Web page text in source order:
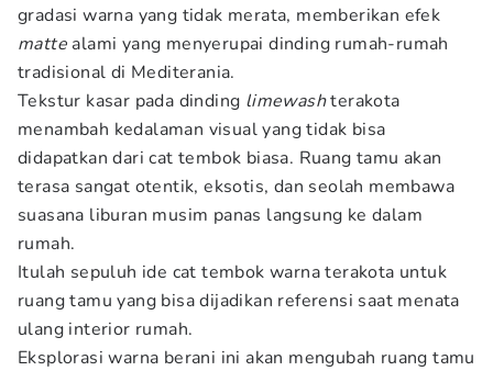
gradasi warna yang tidak merata, memberikan efek
matte alami yang menyerupai dinding rumah-rumah
tradisional di Mediterania.
Tekstur kasar pada dinding limewashterakota
menambah kedalaman visual yang tidak bisa
didapatkan dari cat tembok biasa. Ruang tamu akan
terasa sangat otentik, eksotis, dan seolah membawa
suasana liburan musim panas langsung ke dalam
rumah.
Itulah sepuluh ide cat tembok warna terakota untuk
ruang tamu yang bisa dijadikan referensi saat menata
ulang interior rumah.
Eksplorasi warna berani ini akan mengubah ruang tamu